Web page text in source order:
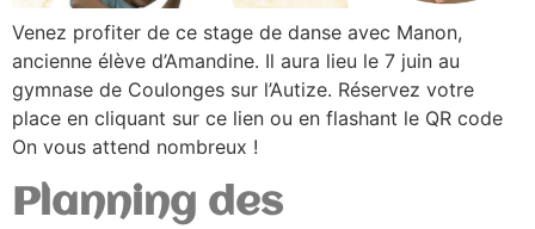
Venez profiter de ce stage de danse avec Manon,
ancienne élève d’Amandine. Il aura lieu le 7 juin au
gymnase de Coulonges sur l’Autize. Réservez votre
place en cliquant sur ce lien ou en flashant le QR code
On vous attend nombreux !
Planning des